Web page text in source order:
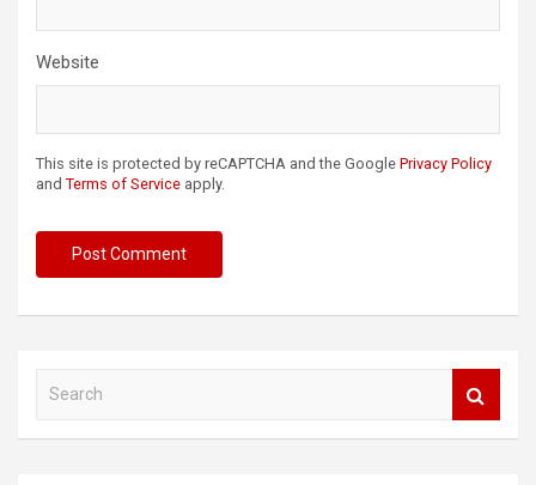
Website
This site is protected by reCAPTCHA and the Google Privacy Policy
and Terms of Service apply.